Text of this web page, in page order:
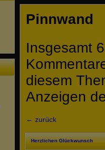
Pinnwand
Insgesamt
diesem
Anzeigen
← zurück
Herzlichen Glückwunsch